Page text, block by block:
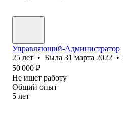
Управляющий-Администратор
25 лет • Была 31 марта 2022 •
50 000 ₽
Не ищет работу
Общий опыт
5 лет